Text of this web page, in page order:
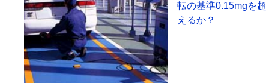
転の基準0.15mgを超
えるか？